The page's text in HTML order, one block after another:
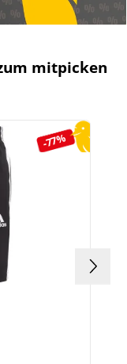
mitpicken
-77%